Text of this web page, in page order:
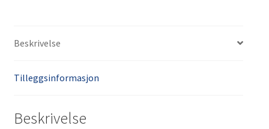
Beskrivelse
Tilleggsinformasjon
Beskrivelse